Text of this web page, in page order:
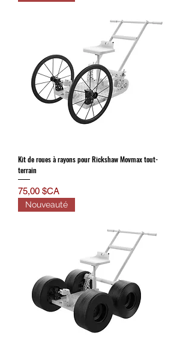
Kit de roues à rayons pour Rickshaw Movmax tout-
terrain
Prix
75,00 $CA
Nouveauté